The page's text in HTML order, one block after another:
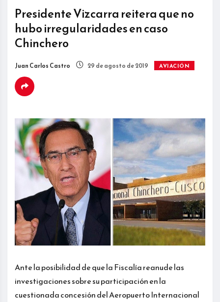
Presidente Vizcarra reitera que no
hubo irregularidades en caso
Chinchero
Juan Carlos Castro 29 de agosto de 2019 AVIACIÓN
Ante la posibilidad de que la Fiscalía reanude las
investigaciones sobre su participación en la
cuestionada concesión del Aeropuerto Internacional